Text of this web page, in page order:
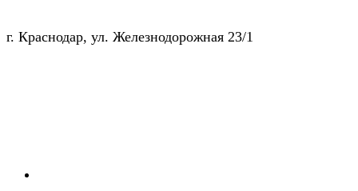
г. Краснодар, ул. Железнодорожная 23/1